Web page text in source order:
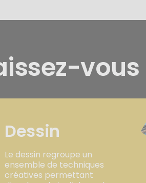
vous
Dessin
Le dessin regroupe un
ensemble de techniques
créatives permettant